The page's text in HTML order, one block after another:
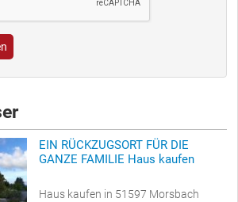
EIN RÜCKZUGSORT FÜR DIE
GANZE FAMILIE Haus kaufen
Haus kaufen in 51597 Morsbach